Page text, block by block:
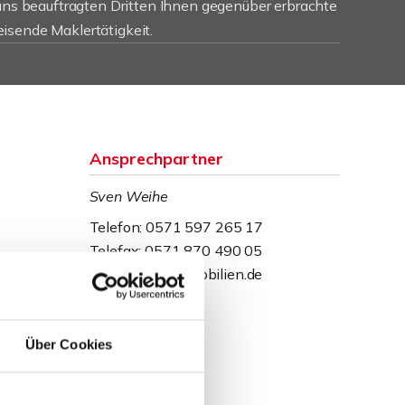
Über Cookies
beauftragten Dritten Ihnen gegenüber erbrachte
Maklertätigkeit.
Ansprechpartner
Sven Weihe
Telefon: 0571 597 265 17
Telefax: 0571 870 490 05
weihe@wb-immobilien.de